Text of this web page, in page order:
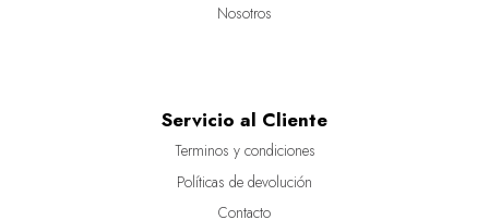
Nosotros
Servicio al Cliente
Terminos y condiciones
Políticas de devolución
Contacto